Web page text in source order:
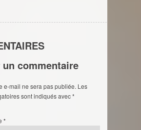
commentaire
e-mail ne sera pas publiée. Les
sont indiqués avec*
*